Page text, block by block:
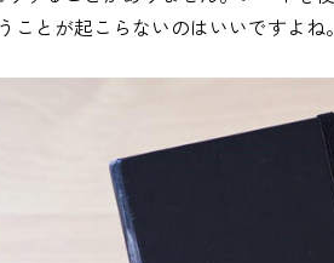
ことが起こらないのはいいですよ